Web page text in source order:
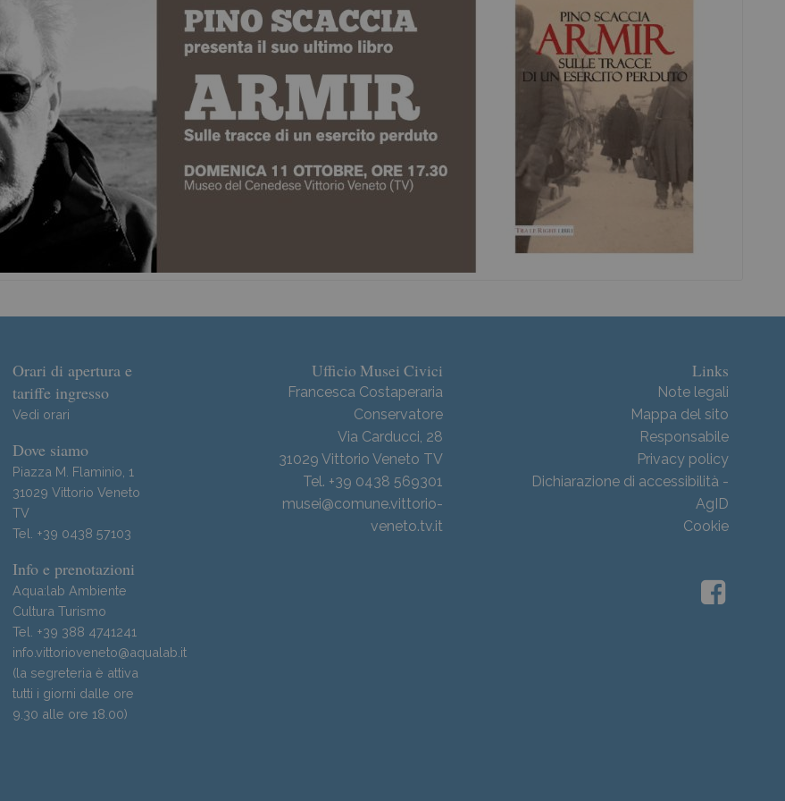
Orari di apertura e
tariffe ingresso
Vedi orari
Dove siamo
Piazza M. Flaminio, 1
31029 Vittorio Veneto
TV
Tel. +39 0438 57103
Info e prenotazioni
Aqua:lab Ambiente
Cultura Turismo
Tel. +39 388 4741241
info.vittorioveneto@aqualab.it
(la segreteria è attiva
tutti i giorni dalle ore
9.30 alle ore 18.00)
Ufficio Musei Civici
Francesca Costaperaria
Conservatore
Via Carducci, 28
31029 Vittorio Veneto TV
Tel. +39 0438 569301
musei@comune.vittorio-
veneto.tv.it
Links
Note legali
Mappa del sito
Responsabile
Privacy policy
Dichiarazione di accessibilità -
AgID
Cookie